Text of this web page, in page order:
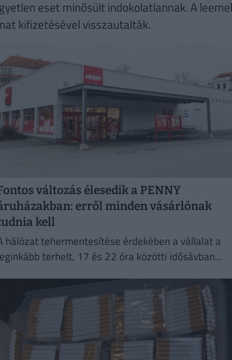
eset minősült indokolatlannak. A
kifizetésével visszautalták.
változás élesedik a PENNY
erről minden vásárlónak
kell
hálózat tehermentesítése érdekében a vállalat a
terhelt, 17 és 22 óra közötti idősávban